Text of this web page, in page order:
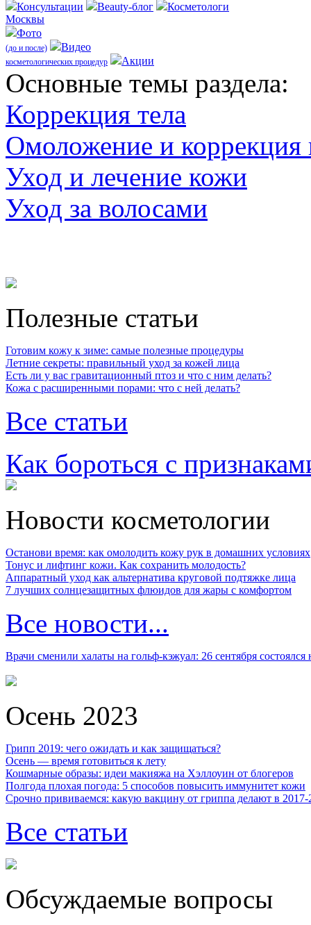
Консультации
Beauty-блог
Косметологи
Москвы
Фото
(до и после) Видео
косметологических процедур Акции
Оcновные темы раздела:
Коррекция тела
Омоложение и коррекция
Уход и лечение кожи
Уход за волосами
Полезные статьи
Готовим кожу к зиме: самые полезные процедуры
Летние секреты: правильный уход за кожей лица
Есть ли у вас гравитационный птоз и что с ним делать?
Кожа с расширенными порами: что с ней делать?
Все статьи
Как бороться с
Новости косметологии
Останови время: как омолодить кожу рук в домашних условиях
Тонус и лифтинг кожи. Как сохранить молодость?
Аппаратный уход как альтернатива круговой подтяжке лица
7 лучших солнцезащитных флюидов для жары с комфортом
Все новости...
Врачи сменили халаты на гольф-кэжуал: 26 сентября
Осень 2023
Грипп 2019: чего ожидать и как защищаться?
Осень — время готовиться к лету
Кошмарные образы: идеи макияжа на Хэллоуин от блогеров
Полгода плохая погода: 5 способов повысить иммунитет кожи
Срочно прививаемся: какую вакцину от гриппа делают в 2017-
Все статьи
Обсуждаемые вопросы